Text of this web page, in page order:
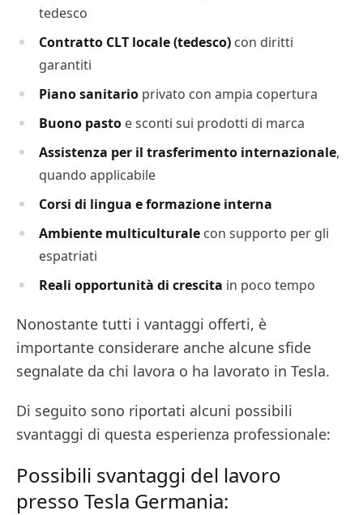
tedesco
Contratto CLT locale (tedesco) con diritti
garantiti
Piano sanitario privato con ampia copertura
Buono pasto e sconti sui prodotti di marca
Assistenza per il trasferimento internazionale,
quando applicabile
Corsi di lingua e formazione interna
Ambiente multiculturale con supporto per gli
espatriati
Reali opportunità di crescita in poco tempo
Nonostante tutti i vantaggi offerti, è
importante considerare anche alcune sfide
segnalate da chi lavora o ha lavorato in Tesla.
Di seguito sono riportati alcuni possibili
svantaggi di questa esperienza professionale:
Possibili svantaggi del lavoro
presso Tesla Germania: